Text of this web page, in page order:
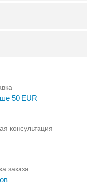
50 EUR
консультация
заказа